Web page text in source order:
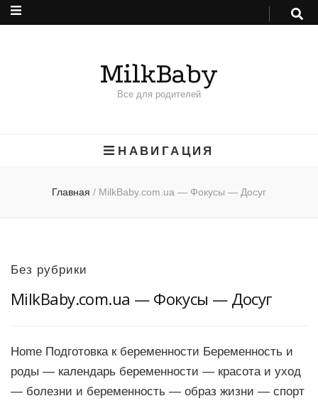
MilkBaby
Все для родителей
НАВИГАЦИЯ
Главная / MilkBaby.com.ua — Фокусы — Досуг
Без рубрики
MilkBaby.com.ua — Фокусы — Досуг
Home Подготовка к беременности Беременность и
роды — календарь беременности — красота и уход
— болезни и беременность — образ жизни — спорт